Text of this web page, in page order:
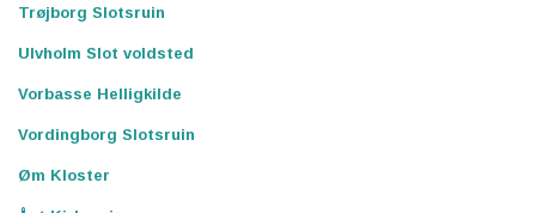
Trøjborg Slotsruin
Ulvholm Slot voldsted
Vorbasse Helligkilde
Vordingborg Slotsruin
Øm Kloster